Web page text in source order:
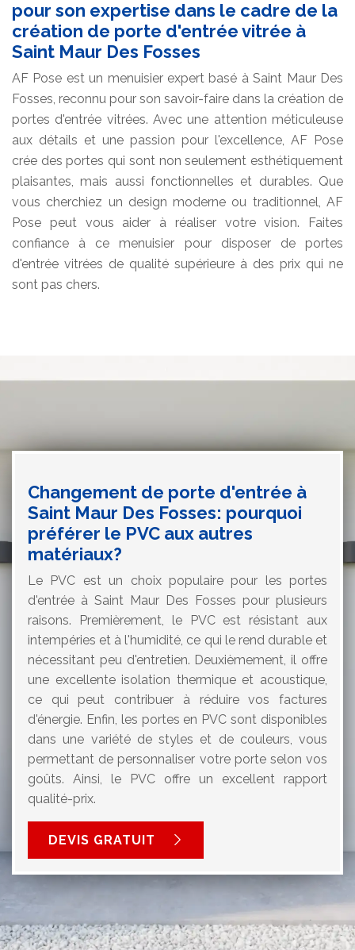
pour son expertise dans le cadre de la
création de porte d'entrée vitrée à
Saint Maur Des Fosses
AF Pose est un menuisier expert basé à Saint Maur Des
Fosses, reconnu pour son savoir-faire dans la création de
portes d'entrée vitrées. Avec une attention méticuleuse
aux détails et une passion pour l'excellence, AF Pose
crée des portes qui sont non seulement esthétiquement
plaisantes, mais aussi fonctionnelles et durables. Que
vous cherchiez un design moderne ou traditionnel, AF
Pose peut vous aider à réaliser votre vision. Faites
confiance à ce menuisier pour disposer de portes
d'entrée vitrées de qualité supérieure à des prix qui ne
sont pas chers.
Changement de porte d'entrée à
Saint Maur Des Fosses: pourquoi
préférer le PVC aux autres
matériaux?
Le PVC est un choix populaire pour les portes
d'entrée à Saint Maur Des Fosses pour plusieurs
raisons. Premièrement, le PVC est résistant aux
intempéries et à l'humidité, ce qui le rend durable et
nécessitant peu d'entretien. Deuxièmement, il offre
une excellente isolation thermique et acoustique,
ce qui peut contribuer à réduire vos factures
d'énergie. Enfin, les portes en PVC sont disponibles
dans une variété de styles et de couleurs, vous
permettant de personnaliser votre porte selon vos
goûts. Ainsi, le PVC offre un excellent rapport
qualité-prix.
DEVIS GRATUIT